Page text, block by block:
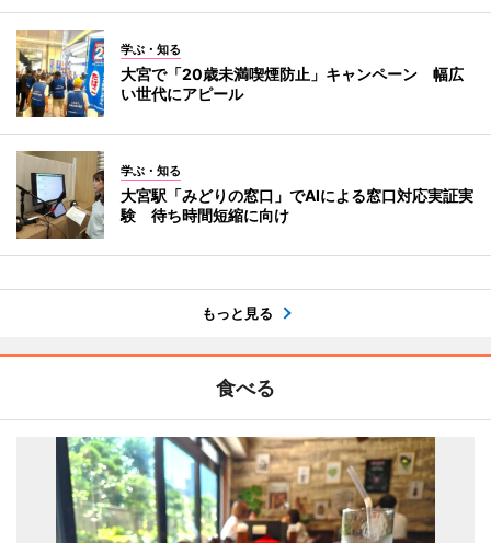
学ぶ・知る
大宮で「20歳未満喫煙防止」キャンペーン 幅広
い世代にアピール
学ぶ・知る
大宮駅「みどりの窓口」でAIによる窓口対応実証実
験 待ち時間短縮に向け
もっと見る
食べる